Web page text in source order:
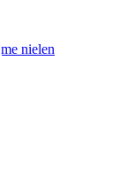
nielen